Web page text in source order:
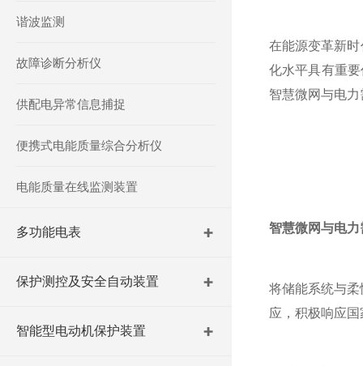
谐波监测
故障诊断分析仪
供配电异常信息捕捉
便携式电能质量综合分析仪
电能质量在线监测装置
多功能电表
保护测控及安全自动装置
智能型电动机保护装置
在能源变革新
化水平具有重
智慧微网与电
智慧微网与电力
将储能系统与
应，积极响应国